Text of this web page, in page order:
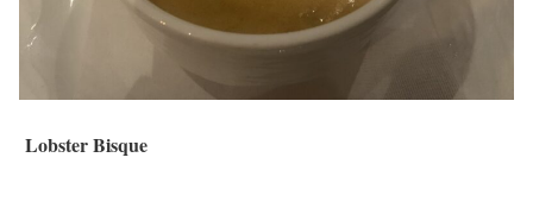
Lobster Bisque